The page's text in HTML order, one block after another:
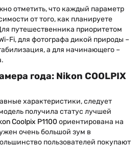
отметить, что каждый параметр
от того, как планируете
путешественника приоритетом
Fi, для фотографа дикой природы –
а для начинающего –
года: Nikon COOLPIX
характеристики, следует
получила статус лучшей
Coolpix P1100 ориентирована на
очень большой зум в
пользователей покупают